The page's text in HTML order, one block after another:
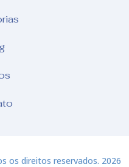
os direitos reservados. 2026